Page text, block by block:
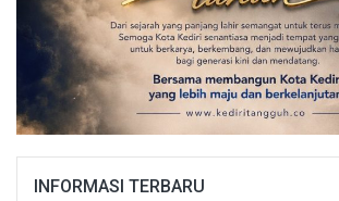
INFORMASI TERBARU